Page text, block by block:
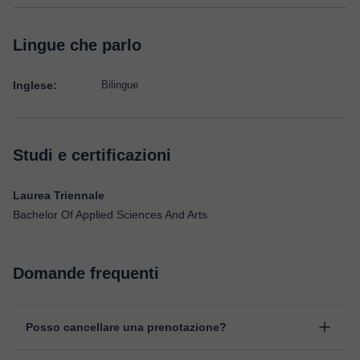
Lingue che parlo
Inglese: Bilingue
Studi e certificazioni
Laurea Triennale
Bachelor Of Applied Sciences And Arts
Domande frequenti
Posso cancellare una prenotazione?